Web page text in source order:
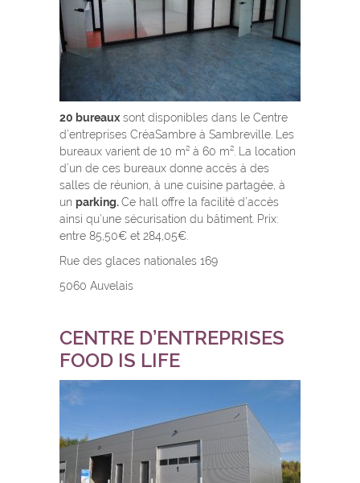
20 bureaux sont disponibles dans le Centre
d’entreprises CréaSambre à Sambreville. Les
bureaux varient de 10 m² à 60 m². La location
d’un de ces bureaux donne accès à des
salles de réunion, à une cuisine partagée, à
un parking.Ce hall offre la facilité d’accès
ainsi qu’une sécurisation du bâtiment. Prix:
entre 85,50€ et 284,05€.
Rue des glaces nationales 169
5060 Auvelais
CENTRE D’ENTREPRISES
FOOD IS LIFE